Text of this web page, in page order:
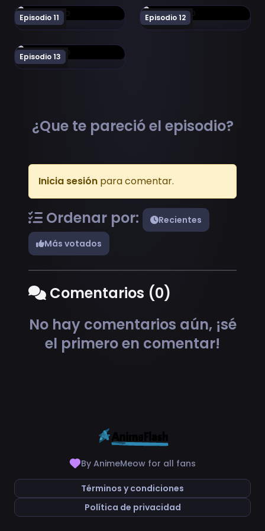
Episodio 11
Ver Danganronpa The Animation Episodio 11
Episodio 12
Ver Danganronpa The
Episodio 13
Ver Danganronpa The Animation Episodio 13
¿Que te pareció el episodio?
Inicia sesión para comentar.
Ordenar por:
Recientes
Más votados
Comentarios (0)
No hay comentarios aún, ¡sé
el primero en comentar!
By AnimeMeow for all fans
Términos y condiciones
Política de privacidad